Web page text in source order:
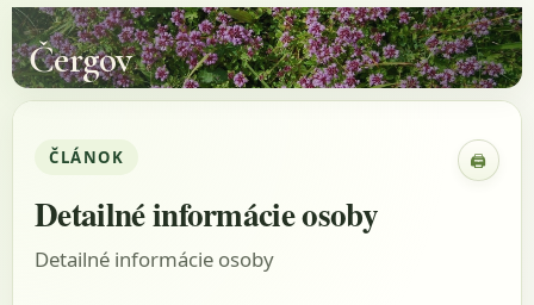
Čergov
ČLÁNOK 🖨
Detailné informácie osoby
Detailné informácie osoby